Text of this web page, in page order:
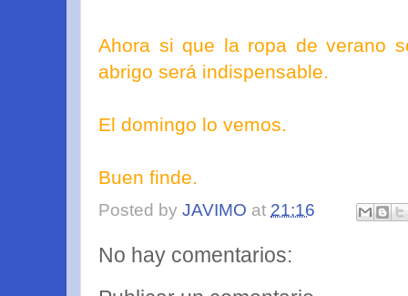
Ahora si que la ropa de verano
abrigo será indispensable.
El domingo lo vemos.
Buen finde.
Posted byJAVIMO at 21:16
No hay comentarios: